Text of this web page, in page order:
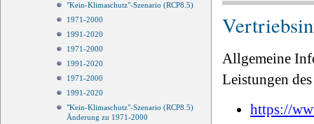
"Kein-Klimaschutz"-Szenario (RCP8.5)
1971-2000
1991-2020
1971-2000
1991-2020
1971-2000
1991-2020
"Kein-Klimaschutz"-Szenario (RCP8.5)
Änderung zu 1971-2000
Allgemeine
Leistungen
https://